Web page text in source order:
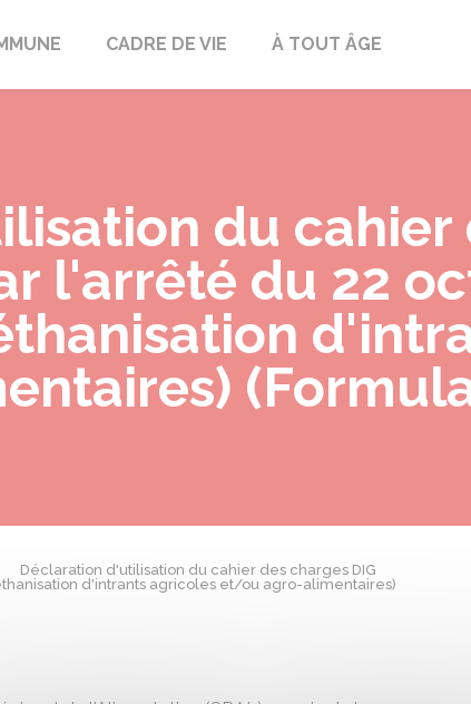
CADRE DE VIE À TOUT ÂGE
du cahier
l'arrêté du 22
Déclaration d'utilisation du cahier des charges DIG
d'intrants agricoles et/ou agro-alimentaires)